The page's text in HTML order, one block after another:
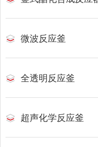
微波反应釜
全透明反应釜
超声化学反应釜